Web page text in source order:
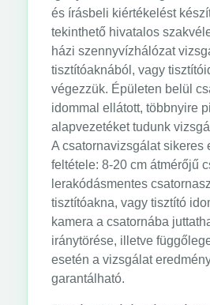
és írásbeli kiértékelést
tekinthető hivatalos
házi szennyvízhálózat
tisztítóaknából, vagy
végezzük. Épületen belül
idommal ellátott, többnyire
alapvezetéket tudunk
A csatornavizsgálat sikeres
feltétele: 8-20 cm átmérőjű
lerakódásmentes
tisztítóakna, vagy tisztító
kamera a csatornába
iránytörése, illetve
esetén a vizsgálat
garantálható.